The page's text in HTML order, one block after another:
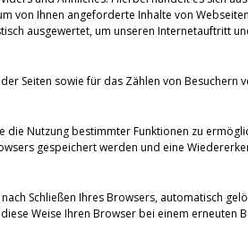
von Ihnen angeforderte Inhalte von
ausgewertet, um unseren Internetauftritt
Seiten sowie für das Zählen von Besuchern
Nutzung bestimmter Funktionen zu
gespeichert werden und eine
Schließen Ihres Browsers, automatisch
Weise Ihren Browser bei einem erneuten